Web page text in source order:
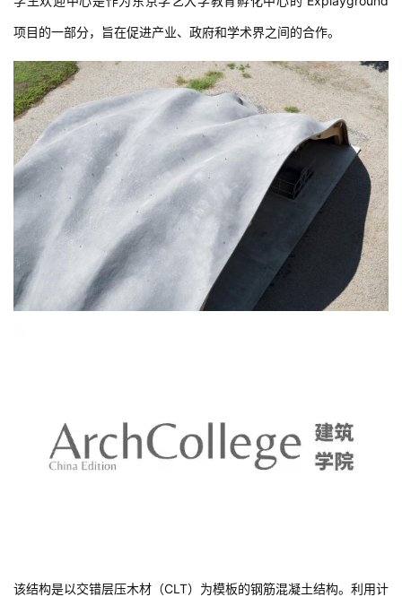
项目的一部分，旨在促进产业、政府和学术界之间的合作。
该结构是以交错层压木材（CLT）为模板的钢筋混凝土结构。利用计